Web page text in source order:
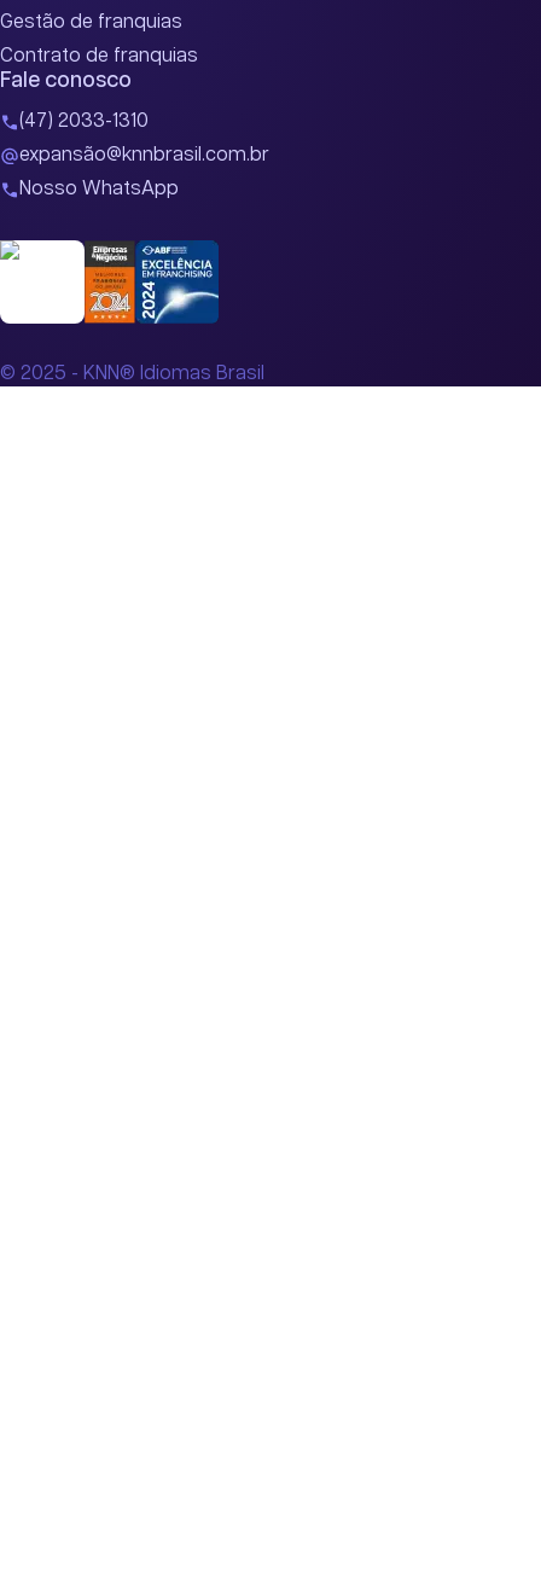
Gestão de franquias
Contrato de franquias
Fale conosco
(47) 2033-1310
expansão@knnbrasil.com.br
Nosso WhatsApp
© 2025 - KNN® Idiomas Brasil